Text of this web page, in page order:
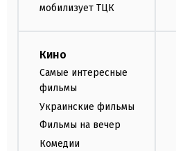
мобилизует ТЦК
Кино
Самые интересные
фильмы
Украинские фильмы
Фильмы на вечер
Комедии